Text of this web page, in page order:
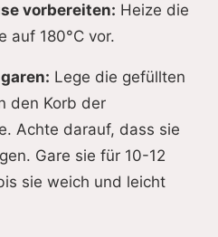
vorbereiten: Heize die
auf 180°C vor.
Lege die gefüllten
den Korb der
Achte darauf, dass sie
Gare sie für 10-12
sie weich und leicht